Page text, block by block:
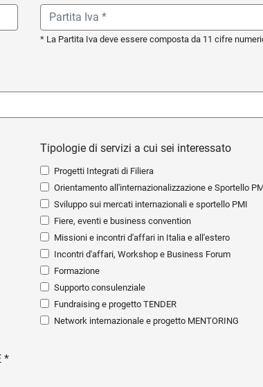
* La Partita Iva deve essere composta da 11 cifre
Tipologie di servizi a cui sei interessato
Progetti Integrati di Filiera
Orientamento all'internazionalizzazione e Sportello
Sviluppo sui mercati internazionali e sportello PMI
Fiere, eventi e business convention
Missioni e incontri d'affari in Italia e all'estero
Incontri d'affari, Workshop e Business Forum
Formazione
Supporto consulenziale
Fundraising e progetto TENDER
Network internazionale e progetto MENTORING
*